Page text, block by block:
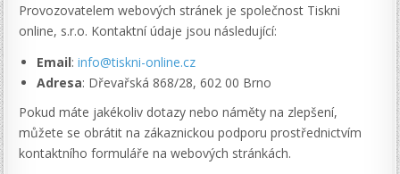
Provozovatelem webových stránek je společnost Tiskni
online, s.r.o. Kontaktní údaje jsou následující:
Email:info@tiskni-online.cz
Adresa: Dřevařská 868/28, 602 00 Brno
Pokud máte jakékoliv dotazy nebo náměty na zlepšení,
můžete se obrátit na zákaznickou podporu prostřednictvím
kontaktního formuláře na webových stránkách.